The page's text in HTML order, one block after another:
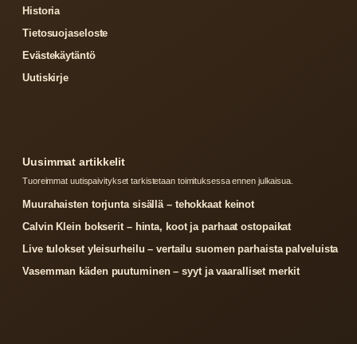
Historia
Tietosuojaseloste
Evästekäytäntö
Uutiskirje
Uusimmat artikkelit
Tuoreimmat uutispaivitykset tarkistetaan toimituksessa ennen julkaisua.
Muurahaisten torjunta sisällä – tehokkaat keinot
Calvin Klein bokserit – hinta, koot ja parhaat ostopaikat
Live tulokset yleisurheilu – vertailu suomen parhaista palveluista
Vasemman käden puutuminen – syyt ja vaaralliset merkit